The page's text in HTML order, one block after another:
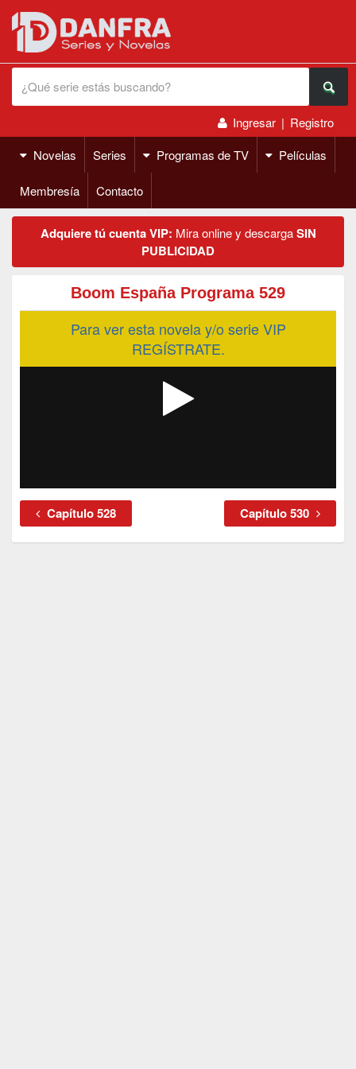
Ingresar | Registro
Novelas
Series Programas de TV Películas
Membresía Contacto
Adquiere tú cuenta VIP: Mira online y descargaSIN
PUBLICIDAD
Boom España Programa 529
Para ver esta novela y/o serie VIP
REGÍSTRATE.
Capítulo 528 Capítulo 530